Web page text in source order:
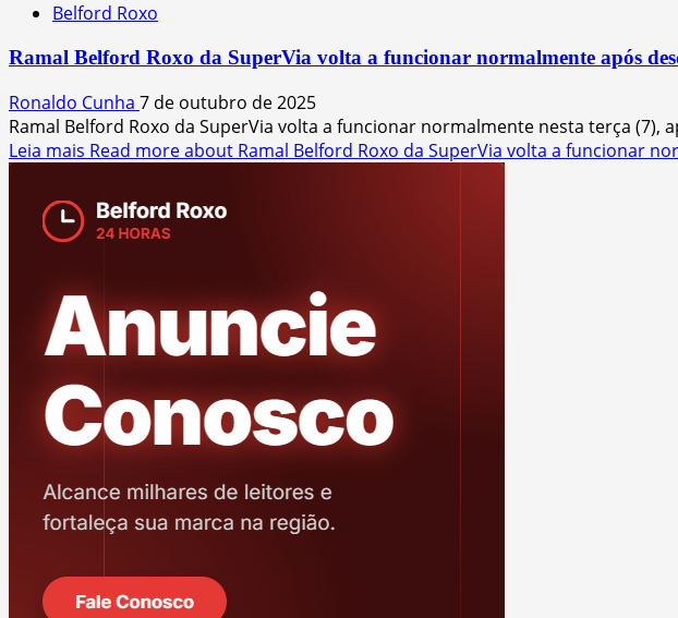
Belford Roxo
Ramal Belford Roxo da SuperVia volta a funcionar normalmente após
Ronaldo Cunha 7 de outubro de 2025
Ramal Belford Roxo da SuperVia volta a funcionar normalmente nesta terça (7),
Leia mais Read more about Ramal Belford Roxo da SuperVia volta a funcionar